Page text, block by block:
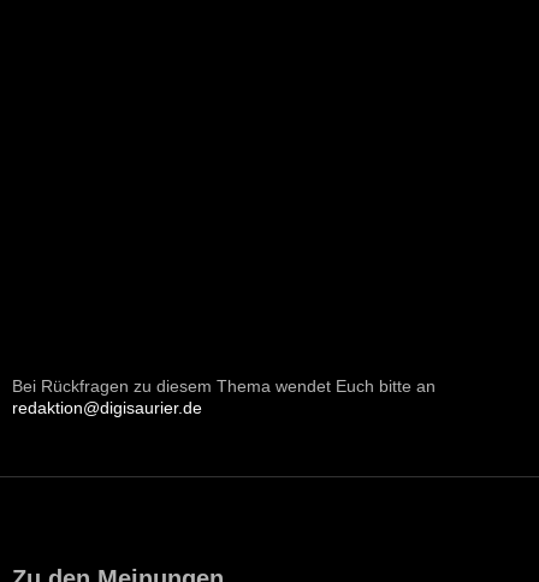
Bei Rückfragen zu diesem Thema wendet Euch bitte an
redaktion@digisaurier.de